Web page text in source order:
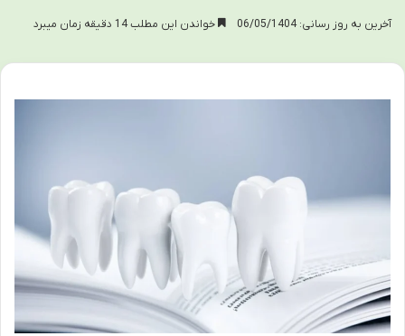
آخرین به روز رسانی: 06/05/1404 خواندن این مطلب 14 دقیقه زمان میبرد